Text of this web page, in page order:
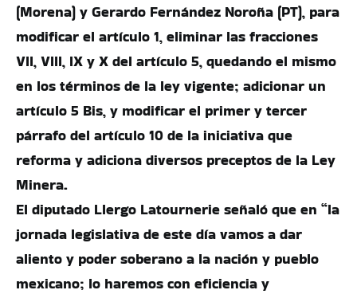
(Morena) y Gerardo Fernández Noroña (PT), para
modificar el artículo 1, eliminar las fracciones
VII, VIII, IX y X del artículo 5, quedando el mismo
en los términos de la ley vigente; adicionar un
artículo 5 Bis, y modificar el primer y tercer
párrafo del artículo 10 de la iniciativa que
reforma y adiciona diversos preceptos de la Ley
Minera.
El diputado Llergo Latournerie señaló que en “la
jornada legislativa de este día vamos a dar
aliento y poder soberano a la nación y pueblo
mexicano; lo haremos con eficiencia y